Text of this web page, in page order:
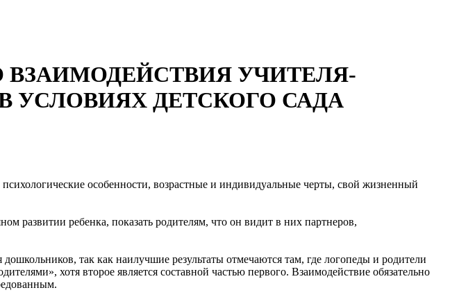
УЧИТЕЛЯ-
УСЛОВИЯХ ДЕТСКОГО САДА
особенности, возрастные и индивидуальные черты, свой жизненный
развитии ребенка, показать родителям, что он видит в них партнеров,
так как наилучшие результаты отмечаются там, где логопеды и родители
хотя второе является составной частью первого. Взаимодействие обязательно